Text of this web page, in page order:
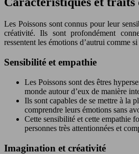
Les Poissons sont connus pour leur
créativité. Ils sont profondément
ressentent les émotions d’autrui comme
Sensibilité et empathie
Les Poissons sont des êtres
monde autour d’eux de manière
Ils sont capables de se mettre à la
comprendre leurs émotions sans
Cette sensibilité et cette empathie
personnes très attentionnées et
Imagination et créativité